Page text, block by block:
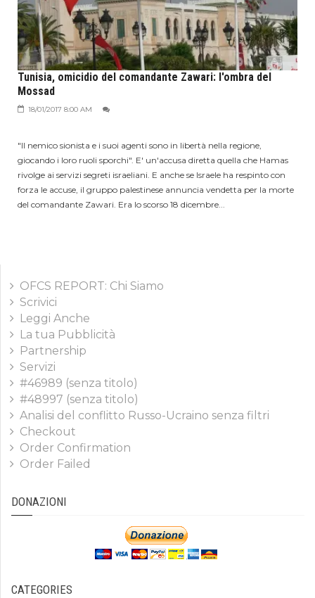
Tunisia, omicidio del comandante Zawari: l'ombra del
Mossad
18/01/2017 8:00 AM
"Il nemico sionista e i suoi agenti sono in libertà nella regione,
giocando i loro ruoli sporchi". E' un'accusa diretta quella che Hamas
rivolge ai servizi segreti israeliani. E anche se Israele ha respinto con
forza le accuse, il gruppo palestinese annuncia vendetta per la morte
del comandante Zawari. Era lo scorso 18 dicembre...
OFCS REPORT: Chi Siamo
Scrivici
Leggi Anche
La tua Pubblicità
Partnership
Servizi
#46989 (senza titolo)
#48997 (senza titolo)
Analisi del conflitto Russo-Ucraino senza filtri
Checkout
Order Confirmation
Order Failed
DONAZIONI
CATEGORIES